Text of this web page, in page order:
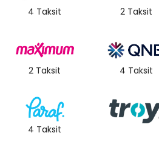
4 Taksit 2 Taksit
2 Taksit 4 Taksit
4 Taksit